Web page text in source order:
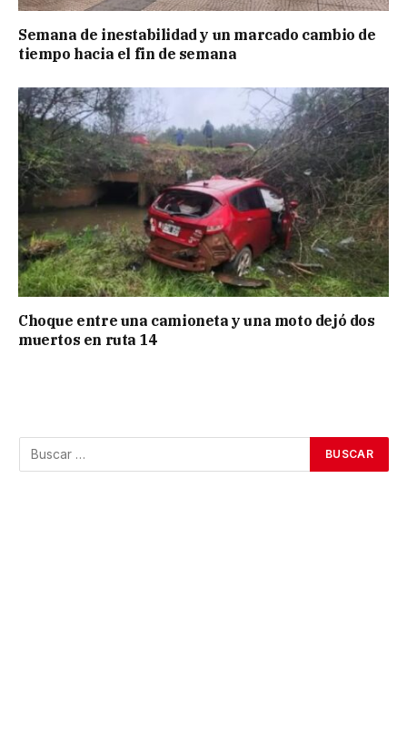
Semana de inestabilidad y un marcado cambio de
tiempo hacia el fin de semana
Choque entre una camioneta y una moto dejó dos
muertos en ruta 14